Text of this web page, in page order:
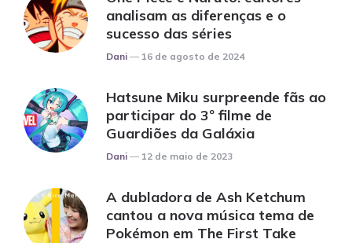
analisam as diferenças e o
sucesso das séries
Posted
Dani 16 de agosto de 2024
Hatsune Miku surpreende fãs ao
participar do 3º filme de
Guardiões da Galáxia
Posted
Dani 12 de maio de 2023
A dubladora de Ash Ketchum
cantou a nova música tema de
Pokémon em The First Take